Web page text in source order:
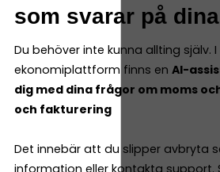
som svarar på
Du behöver inte kunna allting själv. I
ekonomiplattform finns en AI-
dig med dina frågor om moms
och fakturering
Det innebär att du slipper avbryta
information eller kontakta